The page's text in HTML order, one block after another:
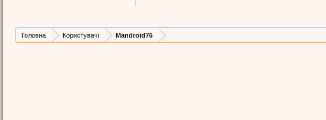
Головна Користувачі Mandroid76